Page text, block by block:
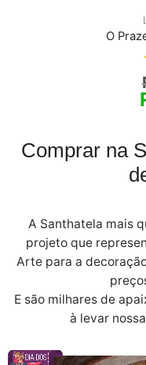
O
Comprar na
A Santhatela mais
projeto que
Arte para a
E são milhares de
à levar